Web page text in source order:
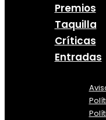
Premios
Taquilla
Críticas
Entradas